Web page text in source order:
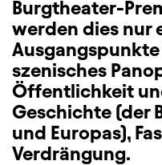
Burgtheater-
werden dies nur
szenisches
Öffentlichkeit
Geschichte (der
und Europas),
Verdrängung.